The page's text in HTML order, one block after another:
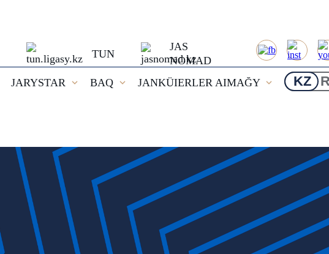
TUN
JAS
NOMAD
JARYSTAR BAQ JANKÜIERLER AIMAĞY KZ